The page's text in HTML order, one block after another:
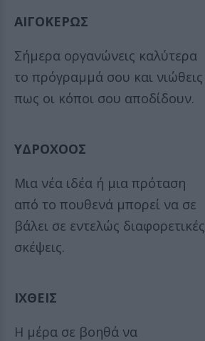
ΑΙΓΟΚΕΡΩΣ
Σήμερα οργανώνεις καλύτερα
το πρόγραμμά σου και νιώθεις
πως οι κόποι σου αποδίδουν.
ΥΔΡΟΧΟΟΣ
Μια νέα ιδέα ή μια πρόταση
από το πουθενά μπορεί να σε
βάλει σε εντελώς διαφορετικές
σκέψεις.
ΙΧΘΕΙΣ
Η μέρα σε βοηθά να